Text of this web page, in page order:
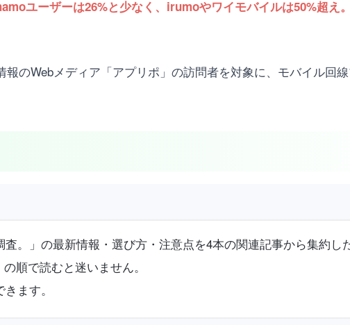
ユーザーは26%と少なく、irumoやワイモバイルは50%超え
のWebメディア「アプリポ」の訪問者を対象に、モバイル回
。」の最新情報・選び方・注意点を4本の関連記事から集約し
順で読むと迷いません。
ます。